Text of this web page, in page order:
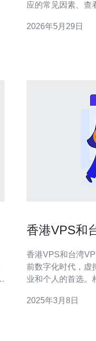
应的常见因素、查
务需求的抉择。 哪些因素会影响故障响应速度？ 故障响应
2026年5月29日
香港VPS和
香港VPS和台湾
前数字化时代，虚
业和个人的首选。
在亚洲市场扩展业
2025年3月8日